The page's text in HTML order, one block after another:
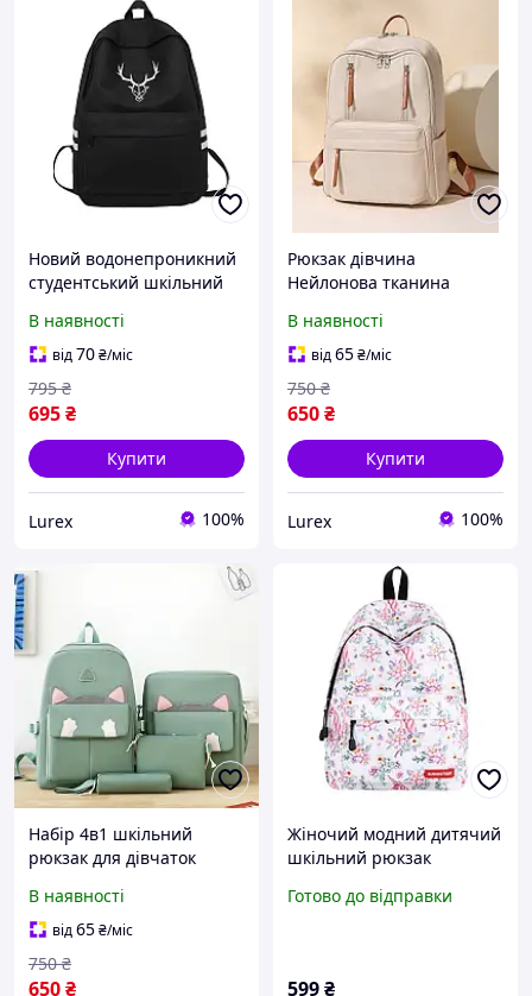
Новий водонепроникний
студентський шкільний
рюкзак гуртом
В наявності
від70₴/міс
695₴
795 ₴
Купити
Lurex 100%
Рюкзак дівчина
Нейлонова тканина
Міський рюкзак шкільної
сумки для покупок гурт
В наявності
від65₴/міс
650₴
750 ₴
Купити
Lurex 100%
Набір 4в1 шкільний
рюкзак для дівчаток
із сумкою та пеналом
зелений з вушками
В наявності
від65₴/міс
650₴
750 ₴
Жіночий модний дитячий
шкільний рюкзак
Готово до відправки
599₴